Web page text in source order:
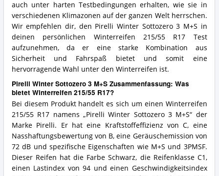
auch unter harten Testbedingungen erhalten, wie sie in
verschiedenen Klimazonen auf der ganzen Welt herrschen.
Wir empfehlen dir, den Pirelli Winter Sottozero 3 M+S in
deinen persönlichen Winterreifen 215/55 R17 Test
aufzunehmen, da er eine starke Kombination aus
Sicherheit und Fahrspaß bietet und somit eine
hervorragende Wahl unter den Winterreifen ist.
Pirelli Winter Sottozero 3 M+S Zusammenfassung: Was
bietet Winterreifen 215/55 R17?
Bei diesem Produkt handelt es sich um einen Winterreifen
215/55 R17 namens „Pirelli Winter Sottozero 3 M+S“ der
Marke Pirelli. Er hat eine Kraftstoffeffizienz von C, eine
Nasshaftungsbewertung von B, eine Geräuschemission von
72 dB und spezifische Eigenschaften wie M+S und 3PMSF.
Dieser Reifen hat die Farbe Schwarz, die Reifenklasse C1,
einen Lastindex von 94 und einen Geschwindigkeitsindex